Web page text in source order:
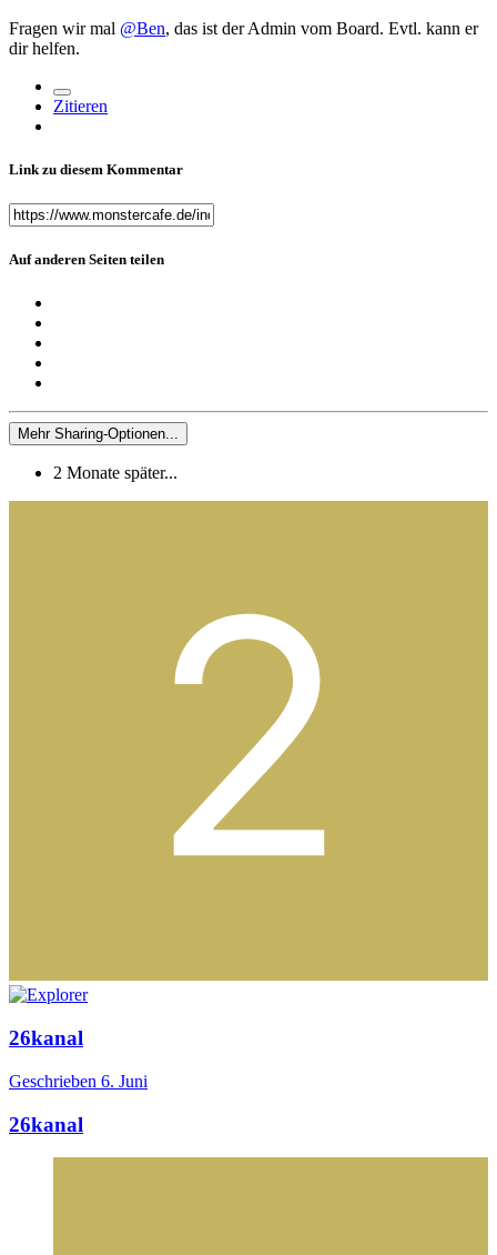
Fragen wir mal @Ben, das ist der Admin vom Board. Evtl. kann er
dir helfen.
Zitieren
Link zu diesem Kommentar
Auf anderen Seiten teilen
Mehr Sharing-Optionen...
2 Monate später...
26kanal
Geschrieben 6. Juni
26kanal